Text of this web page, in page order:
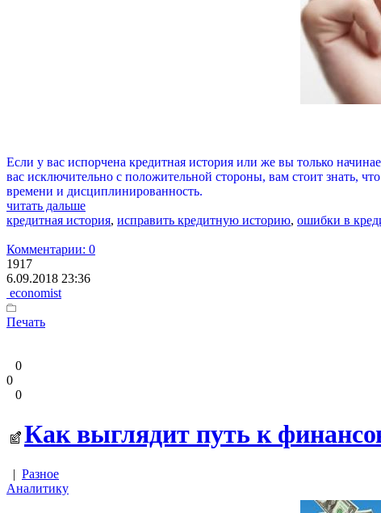
Если у вас испорчена кредитная история или же вы только
вас исключительно с положительной стороны, вам стоит знать,
времени и дисциплинированность.
читать дальше
кредитная история, исправить кредитную историю, ошибки в
Комментарии: 0
1917
6.09.2018 23:36
economist
Печать
0
0
0
Как выглядит путь к
| Разное
Аналитику